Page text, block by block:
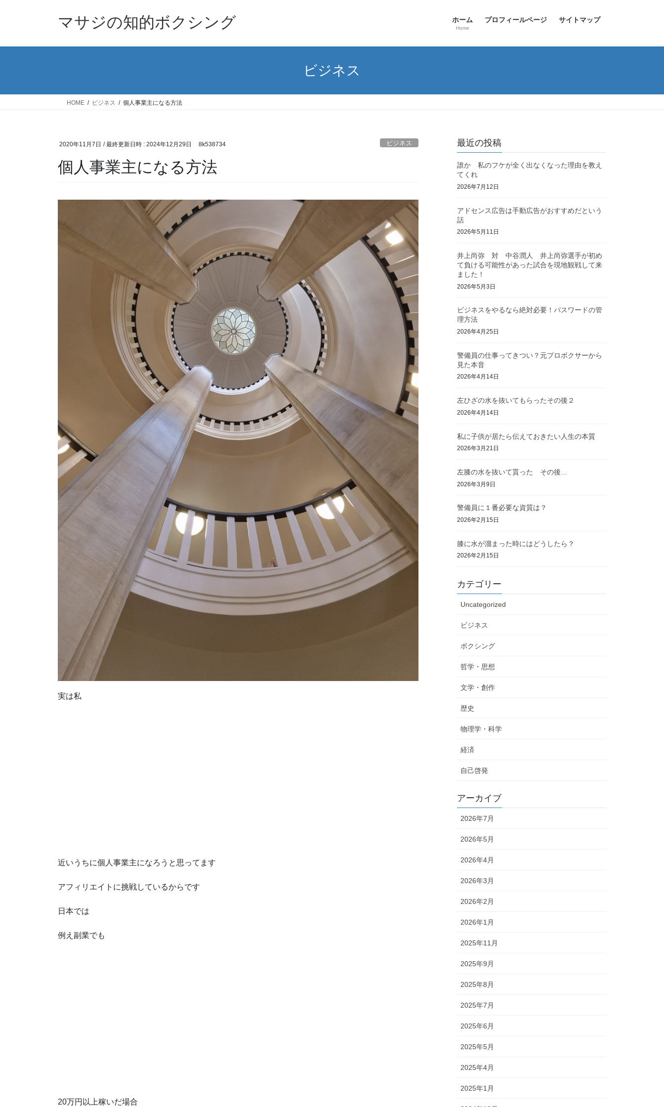
マサジの知的ボクシング ホーム
Home
プロフィールページ サイトマップ
ビジネス
HOME ビジネス 個人事業主になる方法
2020年11月7日 / 最終更新日時 : 2024年12月29日 8k538734 ビジネス
個人事業主になる方法
実は私
近いうちに個人事業主になろうと思ってます
アフィリエイトに挑戦しているからです
日本では
例え副業でも
20万円以上稼いだ場合
最近の投稿
誰か 私のフケが全く出なくなった理由を教え
てくれ
2026年7月12日
アドセンス広告は手動広告がおすすめだという
話
2026年5月11日
井上尚弥 対 中谷潤人 井上尚弥選手が初め
て負ける可能性があった試合を現地観戦して来
ました！
2026年5月3日
ビジネスをやるなら絶対必要！パスワードの管
理方法
2026年4月25日
警備員の仕事ってきつい？元プロボクサーから
見た本音
2026年4月14日
左ひざの水を抜いてもらったその後２
2026年4月14日
私に子供が居たら伝えておきたい人生の本質
2026年3月21日
左膝の水を抜いて貰った その後…
2026年3月9日
警備員に１番必要な資質は？
2026年2月15日
膝に水が溜まった時にはどうしたら？
2026年2月15日
カテゴリー
Uncategorized
ビジネス
ボクシング
哲学・思想
文学・創作
歴史
物理学・科学
経済
自己啓発
アーカイブ
2026年7月
2026年5月
2026年4月
2026年3月
2026年2月
2026年1月
2025年11月
2025年9月
2025年8月
2025年7月
2025年6月
2025年5月
2025年4月
2025年1月